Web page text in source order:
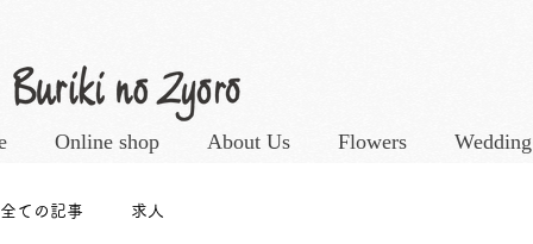
Online shop About Us Flowers Wedding
全ての記事 求人